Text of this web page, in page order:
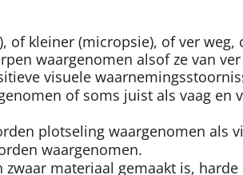
of kleiner (micropsie), of ver
waargenomen alsof ze van
visuele
of soms juist als vaag en
plotseling waargenomen als
waargenomen.
materiaal gemaakt is,